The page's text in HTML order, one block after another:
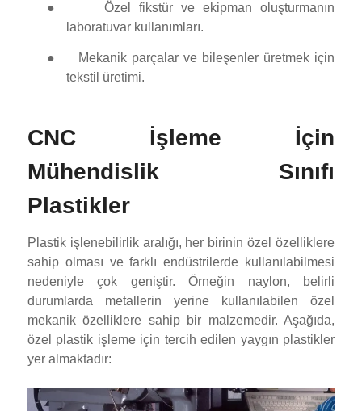
●
Özel fikstür ve ekipman oluşturmanın
laboratuvar kullanımları.
●
Mekanik parçalar ve bileşenler üretmek için
tekstil üretimi.
CNC İşleme İçin
Mühendislik Sınıfı
Plastikler
Plastik işlenebilirlik aralığı, her birinin özel özelliklere
sahip olması ve farklı endüstrilerde kullanılabilmesi
nedeniyle çok geniştir. Örneğin naylon, belirli
durumlarda metallerin yerine kullanılabilen özel
mekanik özelliklere sahip bir malzemedir. Aşağıda,
özel plastik işleme için tercih edilen yaygın plastikler
yer almaktadır: